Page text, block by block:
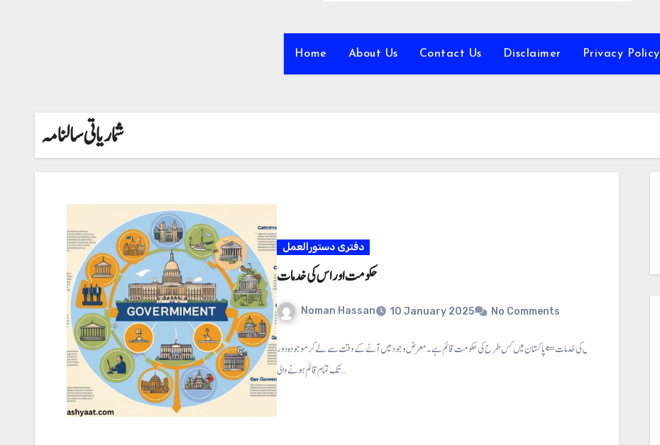
Home About Us Contact Us Disclaimer Privacy Policy
شماریاتی سالنامہ
دفتری دستورالعمل
حکومت اور اس کی خدمات
Noman Hassan 10 January 2025 No Comments
حکومت اور اس کی خدمات ⇐ پاکستان میں کس طرح کی حکومت قائم ہے۔ معرض وجود میں آنے کے وقت سے لے کر موجودہ دور
تک تمام قائم ہونے والی…